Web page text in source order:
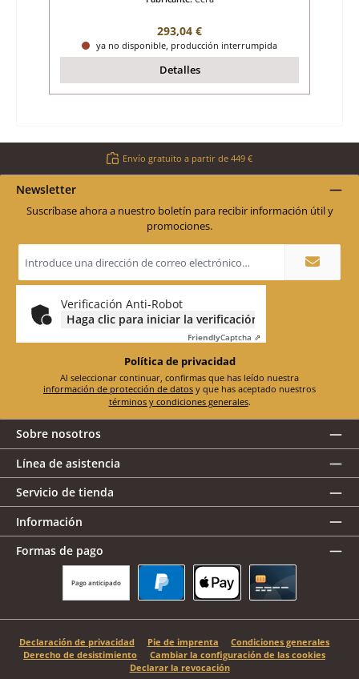
Precio normal:
293,04 €
ya no disponible, producción interrumpida
Detalles
Envío gratuito a partir de 449 €
Newsletter
Suscríbase ahora a nuestro boletín para recibir información útil y
promociones.
de
correo
electrónico
Verificación Anti-Robot
Haga clic para iniciar la verificación
FriendlyCaptcha ⇗
Política de privacidad
información de protección de datos
términos y condiciones generales.
Sobre nosotros
Línea de asistencia
Servicio de tienda
Información
Formas de pago
Pago anticipado
Declaración de privacidad Pie de imprenta
Condiciones generales
Derecho de desistimiento
Cambiar la configuración de las cookies
Declarar la revocación